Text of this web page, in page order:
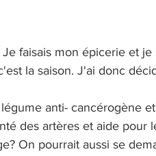
faisais mon épicerie et je
la saison. J'ai donc
anti- cancérogène
des artères et aide pour
On pourrait aussi se